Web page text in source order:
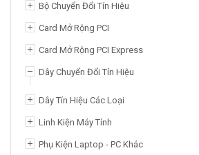
Bộ Chuyển Đổi Tín Hiệu
Card Mở Rộng PCI
Card Mở Rộng PCI Express
Dây Chuyển Đổi Tín Hiệu
Dây Tín Hiệu Các Loại
Linh Kiện Máy Tính
Phụ Kiện Laptop - PC Khác